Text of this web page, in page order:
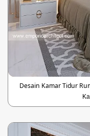
Desain Kamar Tidur